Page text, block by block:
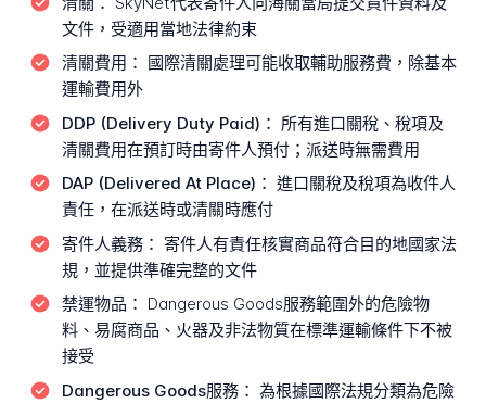
文件，受適用當地法律約束
清關費用： 國際清關處理可能收取輔助服務費，除基本
運輸費用外
DDP (Delivery Duty Paid)： 所有進口關稅、稅項及
清關費用在預訂時由寄件人預付；派送時無需費用
DAP (Delivered At Place)： 進口關稅及稅項為收件人
責任，在派送時或清關時應付
寄件人義務： 寄件人有責任核實商品符合目的地國家法
規，並提供準確完整的文件
禁運物品： Dangerous Goods服務範圍外的危險物
料、易腐商品、火器及非法物質在標準運輸條件下不被
接受
Dangerous Goods服務： 為根據國際法規分類為危險